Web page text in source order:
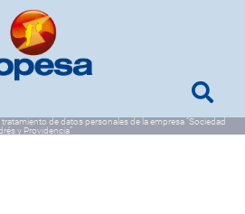
tratamiento de datos personales de la empresa “Sociedad
y Providencia”